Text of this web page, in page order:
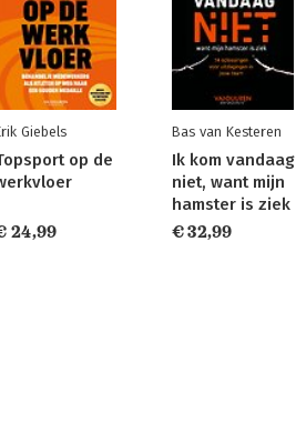
Giebels
op de
24,99
Bas van Kesteren
Ik kom vandaag
niet, want mijn
hamster is ziek
€ 32,99